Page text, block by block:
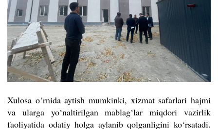
Xulosa o‘rnida aytish mumkinki, xizmat safarlari hajmi
va ularga yo‘naltirilgan mablag‘lar miqdori vazirlik
faoliyatida odatiy holga aylanib qolganligini ko‘rsatadi.